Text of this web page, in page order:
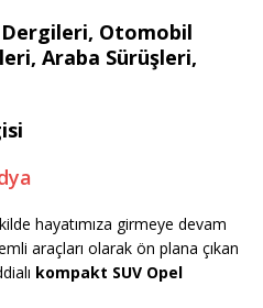
Otomobil
Araba Sürüşleri,
hayatımıza girmeye devam
araçları olarak ön plana çıkan
kompakt SUV Opel